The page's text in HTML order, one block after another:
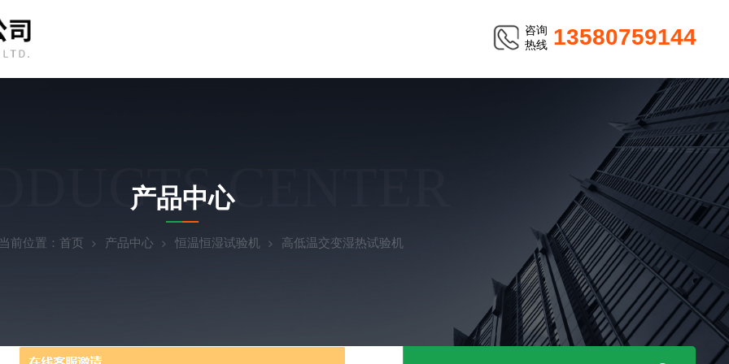
咨询
热线 13580759144
CENTER
产品中心
前位置： 首页 产品中心 恒温恒湿试验机 高低温交变湿热试验机